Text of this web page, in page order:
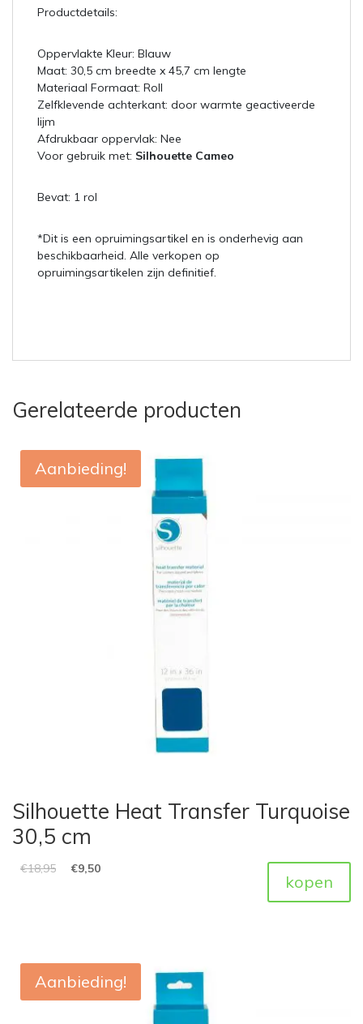
Productdetails:
Oppervlakte Kleur: Blauw
Maat: 30,5 cm breedte x 45,7 cm lengte
Materiaal Formaat: Roll
Zelfklevende achterkant: door warmte geactiveerde
lijm
Afdrukbaar oppervlak: Nee
Voor gebruik met: Silhouette Cameo
Bevat: 1 rol
*Dit is een opruimingsartikel en is onderhevig aan
beschikbaarheid. Alle verkopen op
opruimingsartikelen zijn definitief.
Gerelateerde producten
Aanbieding!
Silhouette Heat Transfer Turquoise
30,5 cm
€18,95 €9,50
kopen
Aanbieding!